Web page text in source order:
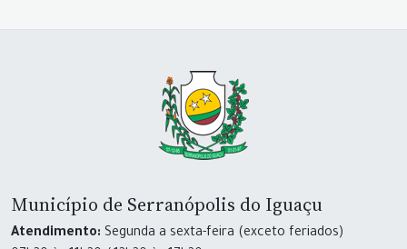
Município de Serranópolis do Iguaçu
Atendimento: Segunda a sexta-feira (exceto feriados)